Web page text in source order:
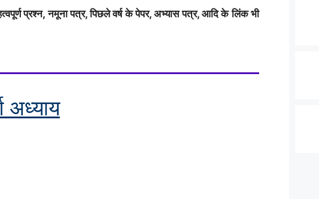
प्रश्न, नमूना पत्र, पिछले वर्ष के पेपर, अभ्यास पत्र, आदि के लिंक भी
अध्याय